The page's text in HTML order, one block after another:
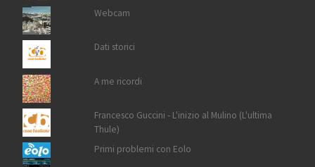
Webcam
Dati storici
A me ricordi
Francesco Guccini - L'inizio al Mulino (L'ultima
Thule)
Primi problemi con Eolo